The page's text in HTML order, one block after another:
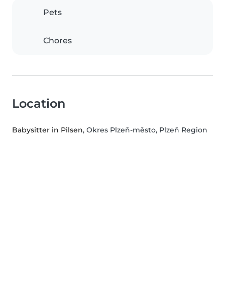
Pets
Chores
Location
Babysitter in Pilsen, Okres Plzeň-město, Plzeň Region